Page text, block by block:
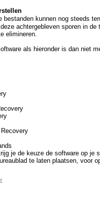
bestanden kunnen nog steeds
achtergebleven sporen in
elimineren.
als hieronder is dan niet
je de keuze de software op je
te laten plaatsen, voor